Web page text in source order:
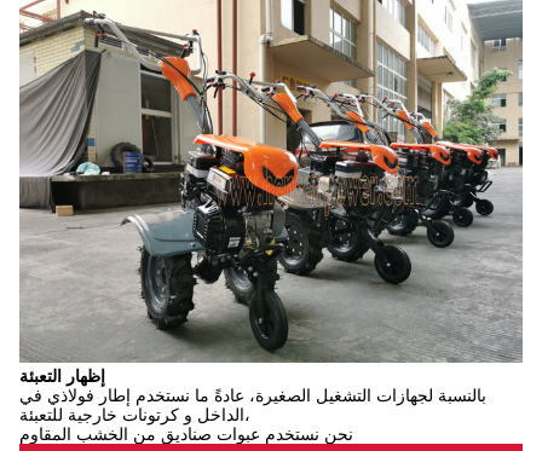
إظهار التعبئة
بالنسبة لجهازات التشغيل الصغيرة، عادةً ما نستخدم إطار فولاذي في
الداخل و كرتونات خارجية للتعبئة،
نحن نستخدم عبوات صناديق من الخشب المقاوم